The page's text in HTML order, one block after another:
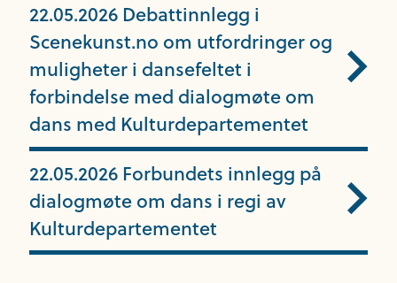
22.05.2026 Debattinnlegg i
Scenekunst.no om utfordringer og
muligheter i dansefeltet i
forbindelse med dialogmøte om
dans med Kulturdepartementet
22.05.2026 Forbundets innlegg på
dialogmøte om dans i regi av
Kulturdepartementet